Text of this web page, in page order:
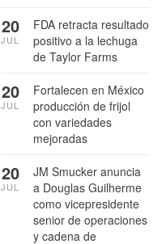
FDA retracta resultado
positivo a la lechuga
de Taylor Farms
20
JUL
Fortalecen en México
producción de frijol
con variedades
mejoradas
20
JUL
JM Smucker anuncia
a Douglas Guilherme
como vicepresidente
senior de operaciones
y cadena de
20
JUL